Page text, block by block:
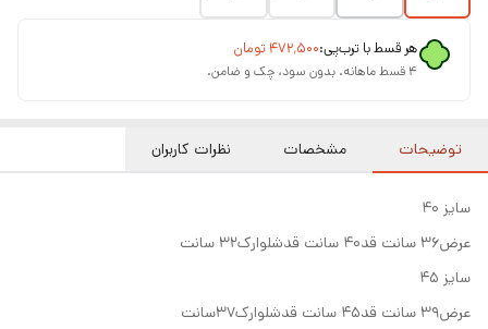
هر قسط با ترب‌پی:۴۷۲٬۵۰۰تومان
۴ قسط ماهانه. بدون سود، چک و ضامن.
توضیحات مشخصات نظرات کاربران
سایز ۴۰
عرض۳۶ سانت قد۴۰ سانت قدشلوارک۳۲ سانت
سایز ۴۵
عرض۳۹ سانت قد۴۵ سانت قدشلوارک۳۷سانت